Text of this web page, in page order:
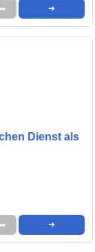
➦ ➜
Dienst als
➦ ➜